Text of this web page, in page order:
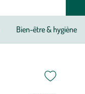
Bien-être & hygiène